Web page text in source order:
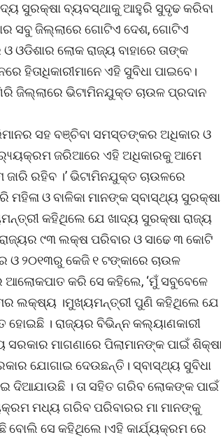
ସୁରକ୍ଷା ବ୍ୟବସ୍ଥାକୁ ଆହୁରି ସୁଦୃଢ କରିବା
ସବୁ ଜିଲ୍ଲାରେ ଗୋଟିଏ ଦେଶ, ଗୋଟିଏ
ଓଡିଶାର ଲୋକ ରାଜ୍ୟ ବାହାରେ ତାଙ୍କ
ଏହି ସୁବିଧା ପାଇବେ।
ଜିଲ୍ଲାରେ ଭିଟାମିନଯୁକ୍ତ ଚାଉଳ ପ୍ରଦାନ
ସହ ବଞ୍ଚିବା ସମସ୍ତଙ୍କର ଅଧିକାର ଓ
ଜରିଆରେ ଏହି ଅଧିକାରକୁ ଆମେ
ରହିବ ।’ ଭିଟାମିନଯୁକ୍ତ ଚାଉଳରେ
ଓ ବାଳିକା ମାନଙ୍କ ସ୍ବାସ୍ଥ୍ୟ ସୁରକ୍ଷା
କହିଥିଲେ ଯେ ଖାଦ୍ୟ ସୁରକ୍ଷା ରାଜ୍ୟ
୯୩ ଲକ୍ଷ ପରିବାର ଓ ସାଢେ ୩ କୋଟି
୨୦୧୩ରୁ କେଜି ୧ ଟଙ୍କାରେ ଚାଉଳ
କରି ସେ କହିଲେ, ‘ମୁଁ ସବୁବେଳେ
ଲକ୍ଷ୍ୟ ।ମୁଖ୍ୟମନ୍ତ୍ରୀ ପୁଣି କହିଥିଲେ ଯେ
ହୋଇଛି । ରାଜ୍ୟର ବିଭିନ୍ନ କଲ୍ୟାଣକାରୀ
ମାଗଣାରେ ପିଲାମାନଙ୍କ ପାଇଁ
ଯୋଗାଇ ଦେଉଛନ୍ତି। ସ୍ବାସ୍ଥ୍ୟ ସୁବିଧା
ଦିଆଯାଉଛି । ତା ସହିତ ଗରିବ ଲୋକଙ୍କ ପାଇଁ
ମଧ୍ୟ ଗରିବ ପରିବାରର ମା ମାନଙ୍କୁ
ବୋଲି ସେ କହିଥିଲେ।ଏହି କାର୍ଯ୍ୟକ୍ରମ ରେ